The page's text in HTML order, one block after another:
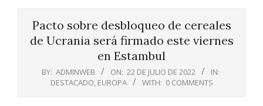
Pacto sobre desbloqueo de cereales
de Ucrania será firmado este viernes
en Estambul
BY: ADMINWEB ON: 22 DE JULIO DE 2022
IN:
DESTACADO, EUROPA WITH: 0 COMMENTS